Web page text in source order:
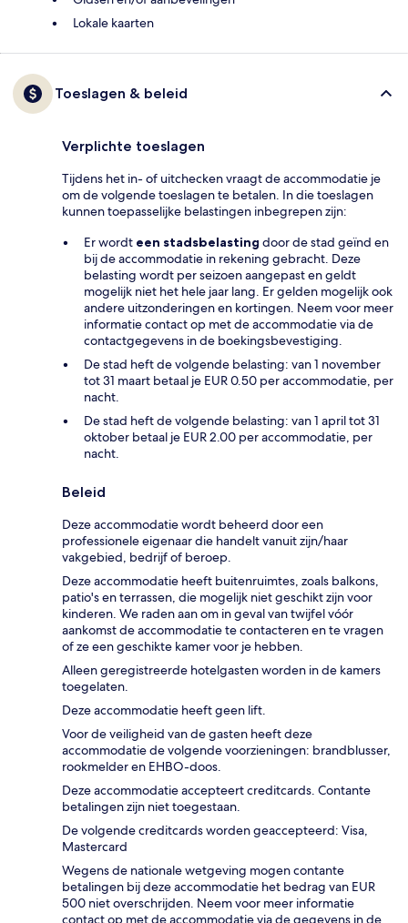
Lokale kaarten
Toeslagen & beleid
Verplichte toeslagen
Tijdens het in- of uitchecken vraagt de accommodatie je
om de volgende toeslagen te betalen. In die toeslagen
kunnen toepasselijke belastingen inbegrepen zijn:
Er wordt een stadsbelasting door de stad geïnd en
bij de accommodatie in rekening gebracht. Deze
belasting wordt per seizoen aangepast en geldt
mogelijk niet het hele jaar lang. Er gelden mogelijk ook
andere uitzonderingen en kortingen. Neem voor meer
informatie contact op met de accommodatie via de
contactgegevens in de boekingsbevestiging.
De stad heft de volgende belasting: van 1 november
tot 31 maart betaal je EUR 0.50 per accommodatie, per
nacht.
De stad heft de volgende belasting: van 1 april tot 31
oktober betaal je EUR 2.00 per accommodatie, per
nacht.
Beleid
Deze accommodatie wordt beheerd door een
professionele eigenaar die handelt vanuit zijn/haar
vakgebied, bedrijf of beroep.
Deze accommodatie heeft buitenruimtes, zoals balkons,
patio's en terrassen, die mogelijk niet geschikt zijn voor
kinderen. We raden aan om in geval van twijfel vóór
aankomst de accommodatie te contacteren en te vragen
of ze een geschikte kamer voor je hebben.
Alleen geregistreerde hotelgasten worden in de kamers
toegelaten.
Deze accommodatie heeft geen lift.
Voor de veiligheid van de gasten heeft deze
accommodatie de volgende voorzieningen: brandblusser,
rookmelder en EHBO-doos.
Deze accommodatie accepteert creditcards. Contante
betalingen zijn niet toegestaan.
De volgende creditcards worden geaccepteerd: Visa,
Mastercard
Wegens de nationale wetgeving mogen contante
betalingen bij deze accommodatie het bedrag van EUR
500 niet overschrijden. Neem voor meer informatie
contact op met de accommodatie via de gegevens in de